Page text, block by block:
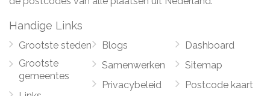
Handige Links
Grootste steden
Grootste
gemeentes
Blogs
Samenwerken
Privacybeleid
Dashboard
Sitemap
Postcode kaart